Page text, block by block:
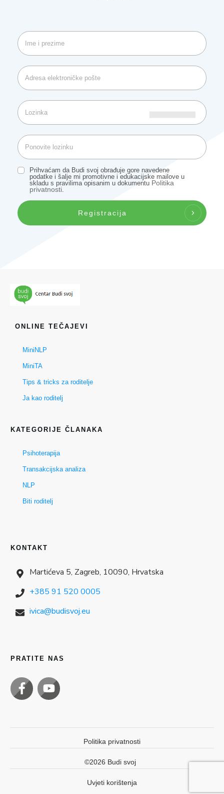
Prihvaćam da Budi svoj obrađuje gore navedene
podatke i šalje mi promotivne i edukacijske mailove u
skladu s pravilima opisanim u dokumentu Politika
privatnosti
Registracija
ONLINE TEČAJEVI
MiniNLP
MiniTA
Tips & tricks za roditelje
Ja kao roditelj
KATEGORIJE ČLANAKA
Psihoterapija
Transakcijska analiza
NLP
Biti roditelj
KONTAKT
Martićeva 5, Zagreb, 10090, Hrvatska
+385 91 520 0005
ivica@budisvoj.eu
PRATITE NAS
Politika privatnosti
©2026 Budi svoj
Uvjeti korištenja